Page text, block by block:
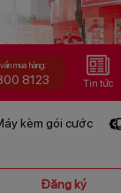
mua hàng:
8123 Tin tức
kèm gói cước
Đăng ký